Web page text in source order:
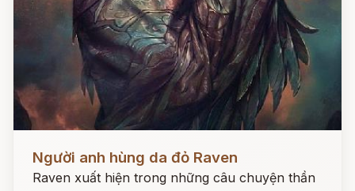
Người anh hùng da đỏ Raven
Raven xuất hiện trong những câu chuyện thần